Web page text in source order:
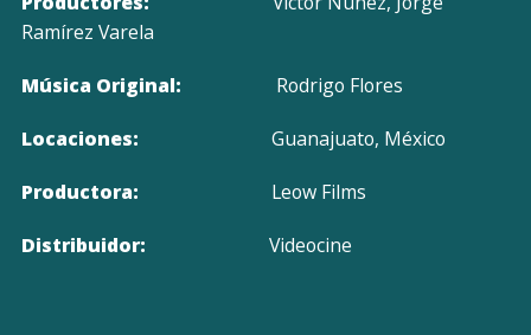
Ramírez Varela
Música Original: Rodrigo Flores
Locaciones: Guanajuato, México
Productora: Leow Films
Distribuidor: Videocine